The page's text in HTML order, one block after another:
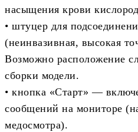
насыщения крови
• штуцер для
(неинвазивная, высокая
Возможно расположение
сборки модели.
• кнопка «Старт» —
сообщений на мониторе
медосмотра).